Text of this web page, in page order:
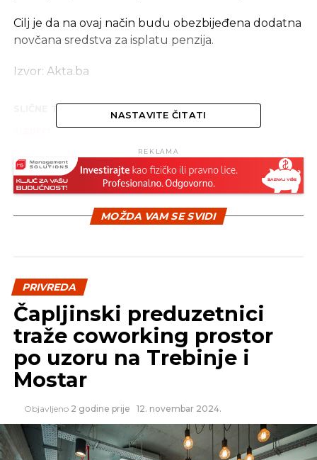
Cilj je da na ovaj način budu obezbijeđena dodatna
novčana sredstva za isplatu penzija.
Izvor: Akta.ba
SLIČNE TEME:
Povećana industrijska proizvodnja u Srpskoj
za 5,6 odsto
NE PROPUSTITE
Za sufinanciranje sjetve pšenice utrošeno
273.433 KM
NASTAVITE ČITATI
REKLAMA
MOŽDA VAM SE SVIDI
PRIVREDA
Čapljinski preduzetnici
traže coworking prostor
po uzoru na Trebinje i
Mostar
Objavljeno 2 godine prije 12. novembar 2024.